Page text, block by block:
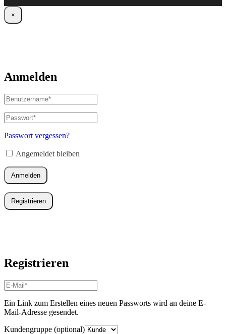
×
Anmelden
Benutzername
oder
E-
Mail-
Adresse*
Passwort*
Erforderlich
Passwort vergessen?
Angemeldet bleiben
Anmelden
Registrieren
Registrieren
E-
Mail-
Adresse*
Erforderlich
Ein Link zum Erstellen eines neuen Passworts wird an deine E-
Mail-Adresse gesendet.
Kundengruppe (optional)